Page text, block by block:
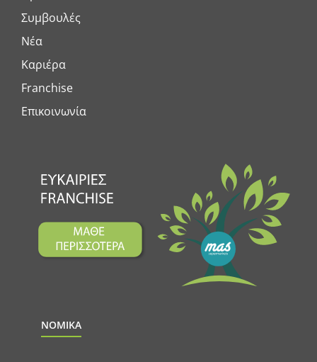
Συμβουλές
Νέα
Καριέρα
Franchise
Επικοινωνία
ΝΟΜΙΚΑ